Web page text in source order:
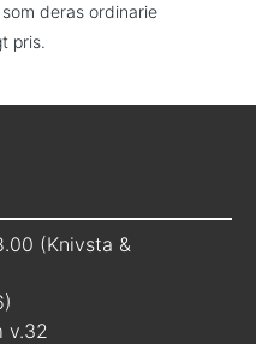
deras ordinarie
pris.
(Knivsta &
v.32